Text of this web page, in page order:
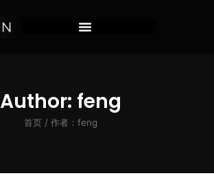
Author: feng
首页/ 作者：feng